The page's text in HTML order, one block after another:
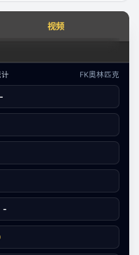
视频
已结束
奧林匹克
1
FK奧林匹克
-
-